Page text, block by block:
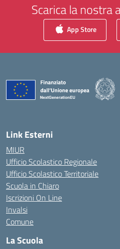
Scarica la nostra
App Store
Link Esterni
MIUR
Ufficio Scolastico Regionale
Ufficio Scolastico Territoriale
Scuola in Chiaro
Iscrizioni On Line
Invalsi
Comune
La Scuola